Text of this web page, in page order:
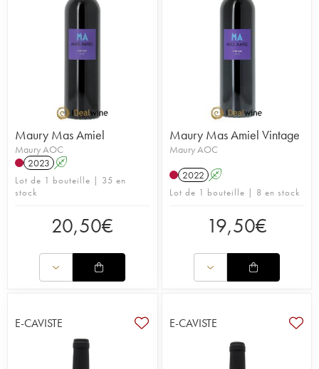
Maury Mas Amiel
Maury AOC
2023 A
Lot de 1 bouteille | 35 en
stock
20,50€
Maury Mas Amiel Vintage
Maury AOC
2022 A
Lot de 1 bouteille | 8 en stock
19,50€
E-CAVISTE E-CAVISTE